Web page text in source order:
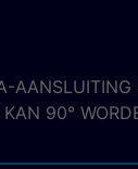
90°